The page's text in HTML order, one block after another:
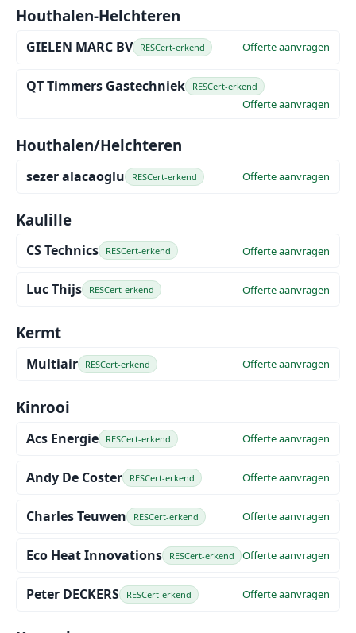
Houthalen-Helchteren
GIELEN MARC BV RESCert-erkend Offerte aanvragen
QT Timmers Gastechniek RESCert-erkend
Offerte aanvragen
Houthalen/Helchteren
sezer alacaoglu RESCert-erkend Offerte aanvragen
Kaulille
CS Technics RESCert-erkend Offerte aanvragen
Luc Thijs RESCert-erkend Offerte aanvragen
Kermt
Multiair RESCert-erkend Offerte aanvragen
Kinrooi
Acs Energie RESCert-erkend Offerte aanvragen
Andy De Coster RESCert-erkend Offerte aanvragen
Charles Teuwen RESCert-erkend Offerte aanvragen
Eco Heat Innovations RESCert-erkend Offerte aanvragen
Peter DECKERS RESCert-erkend Offerte aanvragen